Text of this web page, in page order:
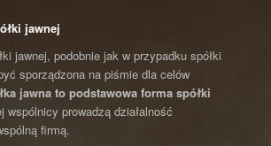
jawnej
jawnej, podobnie jak w przypadku spółki
sporządzona na piśmie dla celów
jawna to podstawowa forma spółki
wspólnicy prowadzą działalność
firmą.